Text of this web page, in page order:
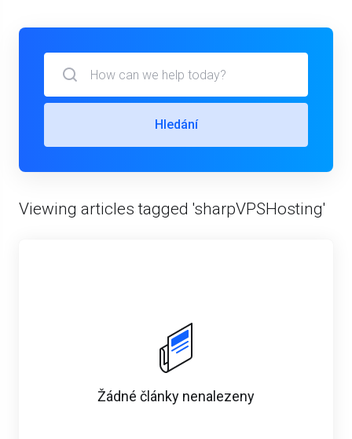
Hledání
Viewing articles tagged 'sharpVPSHosting'
Žádné články nenalezeny